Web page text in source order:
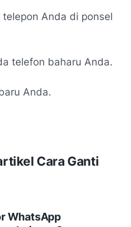
Anda di ponsel
telefon baharu Anda.
Anda.
Cara Ganti
WhatsApp